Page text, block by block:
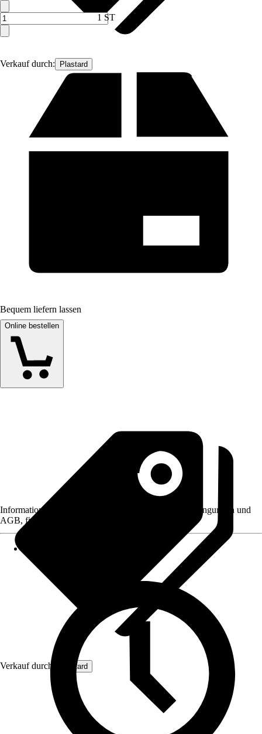
Verkauf durch: Plastard
1 ST
Bequem liefern lassen
Online bestellen
Verkauf durch: Plastard
Informationen des Verkäufers, wie z. B. Rückgabebedingungen und
AGB, finden Sie bei Klick auf den Verkäufernamen.